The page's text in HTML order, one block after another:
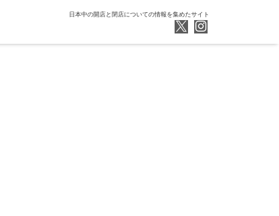
日本中の開店と閉店についての情報を集めたサイト